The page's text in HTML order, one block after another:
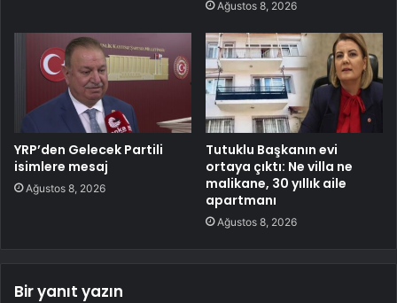
Ağustos 8, 2026
YRP’den Gelecek Partili
isimlere mesaj
Ağustos 8, 2026
Tutuklu Başkanın evi
ortaya çıktı: Ne villa ne
malikane, 30 yıllık aile
apartmanı
Ağustos 8, 2026
Bir yanıt yazın